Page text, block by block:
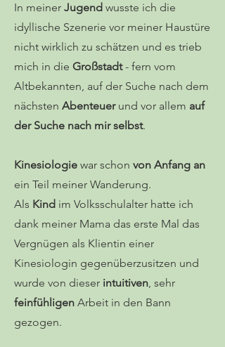
In meiner Jugend wusste ich die
idyllische Szenerie vor meiner Haustüre
nicht wirklich zu schätzen und es trieb
mich in die Großstadt- fern vom
Altbekannten, auf der Suche nach dem
nächsten Abenteuer und vor allem auf
der Suche nach mir selbst.
Kinesiologie war schon von Anfang an
ein Teil meiner Wanderung.
Als Kind im Volksschulalter hatte ich
dank meiner Mama das erste Mal das
Vergnügen als Klientin einer
Kinesiologin gegenüberzusitzen und
wurde von dieser intuitiven, sehr
feinfühligen Arbeit in den Bann
gezogen.